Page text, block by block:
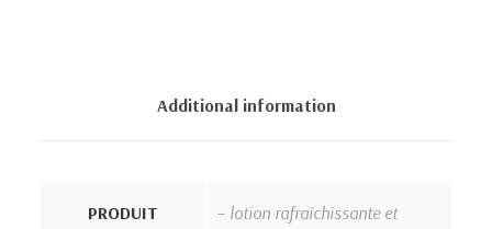
Additional information
PRODUIT
– lotion rafraîchissante et